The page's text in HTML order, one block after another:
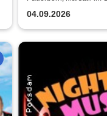
04.09.2026